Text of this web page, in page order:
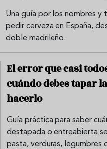
Una guía por los nombres y
pedir cerveza en España,
doble madrileño.
El error que casi
cuándo debes tapar
hacerlo
Guía práctica para saber
destapada o entreabierta
pasta, verduras, legumbres